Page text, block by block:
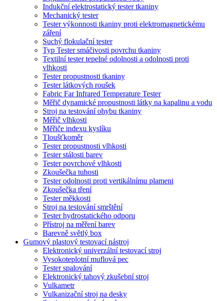
Indukční elektrostatický tester tkaniny
Mechanický tester
Tester výkonnosti tkaniny proti elektromagnetickému
záření
Suchý flokulační tester
Typ Tester smáčivosti povrchu tkaniny
Textilní tester tepelné odolnosti a odolnosti proti
vlhkosti
Tester propustnosti tkaniny
Tester látkových roušek
Fabric Far Infrared Temperature Tester
Měřič dynamické propustnosti látky na kapalinu a vodu
Stroj na testování ohybu tkaniny
Měřič vlhkosti
Měřiče indexu kyslíku
Tloušťkoměr
Tester propustnosti vlhkosti
Tester stálosti barev
Tester povrchové vlhkosti
Zkoušečka tuhosti
Tester odolnosti proti vertikálnímu plameni
Zkoušečka tření
Tester měkkosti
Stroj na testování smrštění
Tester hydrostatického odporu
Přístroj na měření barev
Barevně světlý box
Gumový plastový testovací nástroj
Elektronický univerzální testovací stroj
Vysokoteplotní muflová pec
Tester spalování
Elektronický tahový zkušební stroj
Vulkametr
Vulkanizační stroj na desky